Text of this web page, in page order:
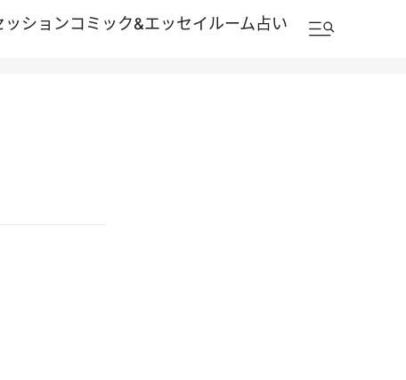
ッションコミック&エッセイルーム占い